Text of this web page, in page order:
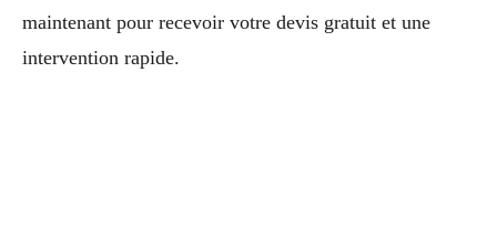
maintenant pour recevoir votre devis gratuit et une
intervention rapide.